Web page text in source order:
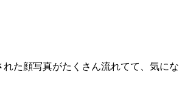
た顔写真がたくさん流れてて、気にな